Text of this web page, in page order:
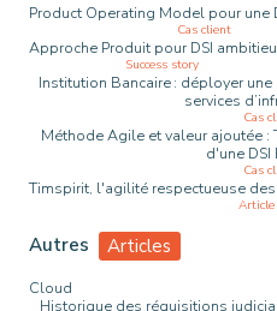
Product Operating Model pour une
Cas client
Approche Produit pour DSI
Success story
Institution Bancaire : déployer
services
Cas
Méthode Agile et valeur ajoutée
d'une DSI
Cas
Timspirit, l'agilité respectueuse
Article
Autres Articles
Cloud
Historique des réquisitions